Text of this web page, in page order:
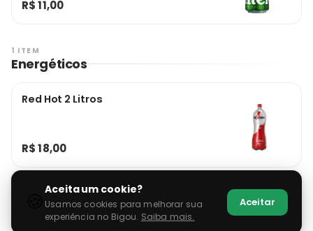
R$ 11,00
1 ITEM
Energéticos
Red Hot 2 Litros
R$ 18,00
🍪Aceita um cookie?
Usamos cookies para melhorar sua
experiência no Bigou. Saiba mais.
Aceitar